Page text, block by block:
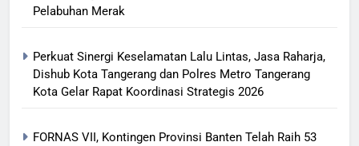
Pelabuhan Merak
Perkuat Sinergi Keselamatan Lalu Lintas, Jasa Raharja,
Dishub Kota Tangerang dan Polres Metro Tangerang
Kota Gelar Rapat Koordinasi Strategis 2026
FORNAS VII, Kontingen Provinsi Banten Telah Raih 53